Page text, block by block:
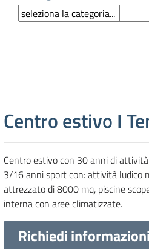
Centro estivo I
Centro estivo con 30 anni di
3/16 anni sport con: attività ludico
attrezzato di 8000 mq, piscine
interna con aree climatizzate.
Richiedi informazioni